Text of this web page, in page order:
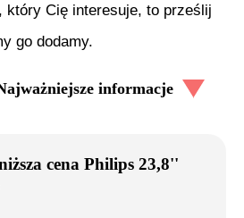
który Cię interesuje, to prześlij
go dodamy.
informacje
cena Philips 23,8''